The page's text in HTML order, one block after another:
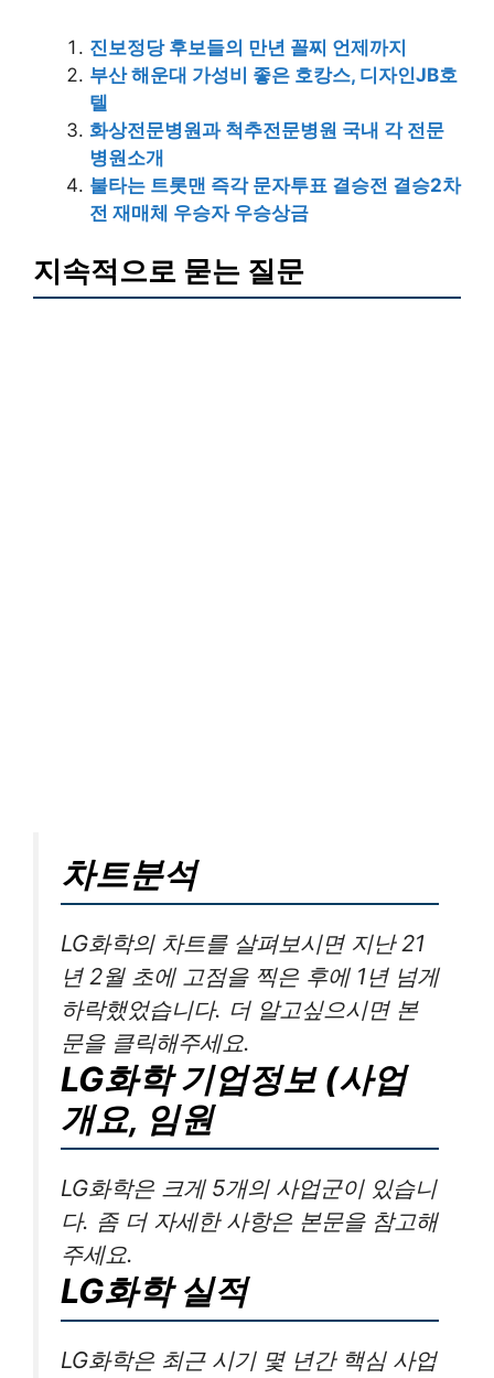
진보정당 후보들의 만년 꼴찌 언제까지
부산 해운대 가성비 좋은 호캉스, 디자인JB호
텔
화상전문병원과 척추전문병원 국내 각 전문
병원소개
불타는 트롯맨 즉각 문자투표 결승전 결승2차
전 재매체 우승자 우승상금
지속적으로 묻는 질문
차트분석
LG화학의 차트를 살펴보시면 지난 21
년 2월 초에 고점을 찍은 후에 1년 넘게
하락했었습니다. 더 알고싶으시면 본
문을 클릭해주세요.
LG화학 기업정보 (사업
개요, 임원
LG화학은 크게 5개의 사업군이 있습니
다. 좀 더 자세한 사항은 본문을 참고해
주세요.
LG화학 실적
LG화학은 최근 시기 몇 년간 핵심 사업